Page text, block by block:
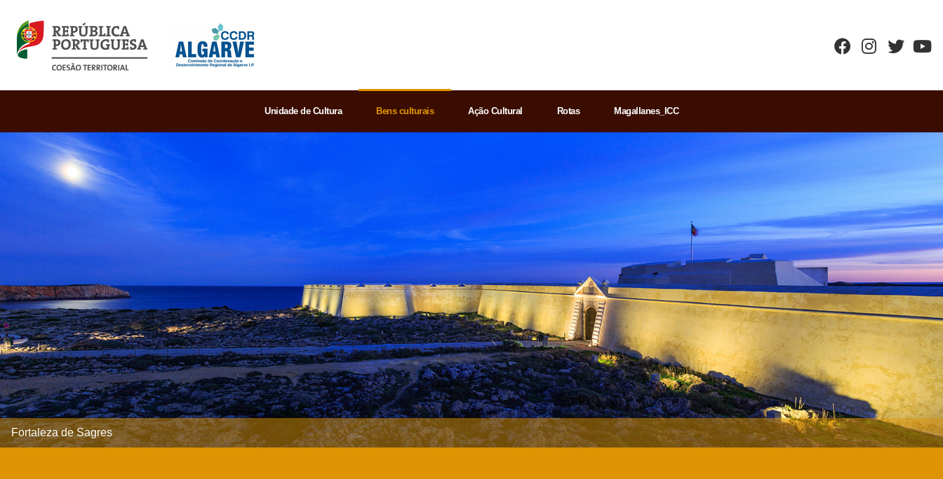
Unidade de Cultura Bens culturais Ação Cultural Rotas Magallanes_ICC
Fortaleza de Sagres